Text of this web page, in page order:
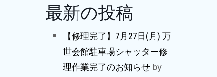
最新の投稿
【修理完了】7月27日(月) 万
世会館駐車場シャッター修
理作業完了のお知らせ by